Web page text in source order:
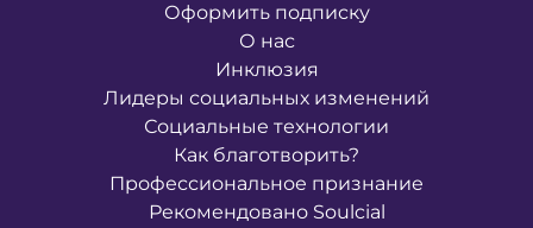
Оформить подписку
О нас
Инклюзия
Лидеры социальных изменений
Социальные технологии
Как благотворить?
Профессиональное признание
Рекомендовано Soulcial